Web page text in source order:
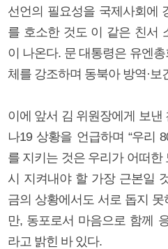
선언의 필요성을 국제사회에
를 호소한 것도 이 같은 친서
이 나온다. 문 대통령은 유엔
체를 강조하며 동북아 방역·
이에 앞서 김 위원장에게 보낸
나19 상황을 언급하며 “우리
를 지키는 것은 우리가 어떠한
시 지켜내야 할 가장 근본일
금의 상황에서도 서로 돕지
만, 동포로서 마음으로 함께
라고 밝힌 바 있다.